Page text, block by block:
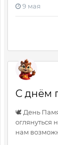
9 мая
С днём
🕊️ День
оглянуться
нам